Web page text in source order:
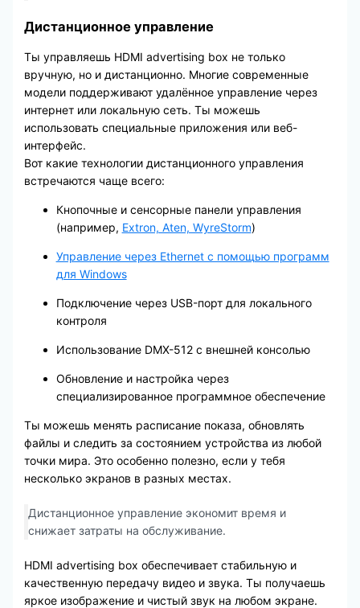
Дистанционное управление
Ты управляешь HDMI advertising box не только
вручную, но и дистанционно. Многие современные
модели поддерживают удалённое управление через
интернет или локальную сеть. Ты можешь
использовать специальные приложения или веб-
интерфейс.
Вот какие технологии дистанционного управления
встречаются чаще всего:
Кнопочные и сенсорные панели управления
(например, Extron, Aten, WyreStorm)
Управление через Ethernet с помощью программ
для Windows
Подключение через USB-порт для локального
контроля
Использование DMX-512 с внешней консолью
Обновление и настройка через
специализированное программное обеспечение
Ты можешь менять расписание показа, обновлять
файлы и следить за состоянием устройства из любой
точки мира. Это особенно полезно, если у тебя
несколько экранов в разных местах.
Дистанционное управление экономит время и
снижает затраты на обслуживание.
HDMI advertising box обеспечивает стабильную и
качественную передачу видео и звука. Ты получаешь
яркое изображение и чистый звук на любом экране.